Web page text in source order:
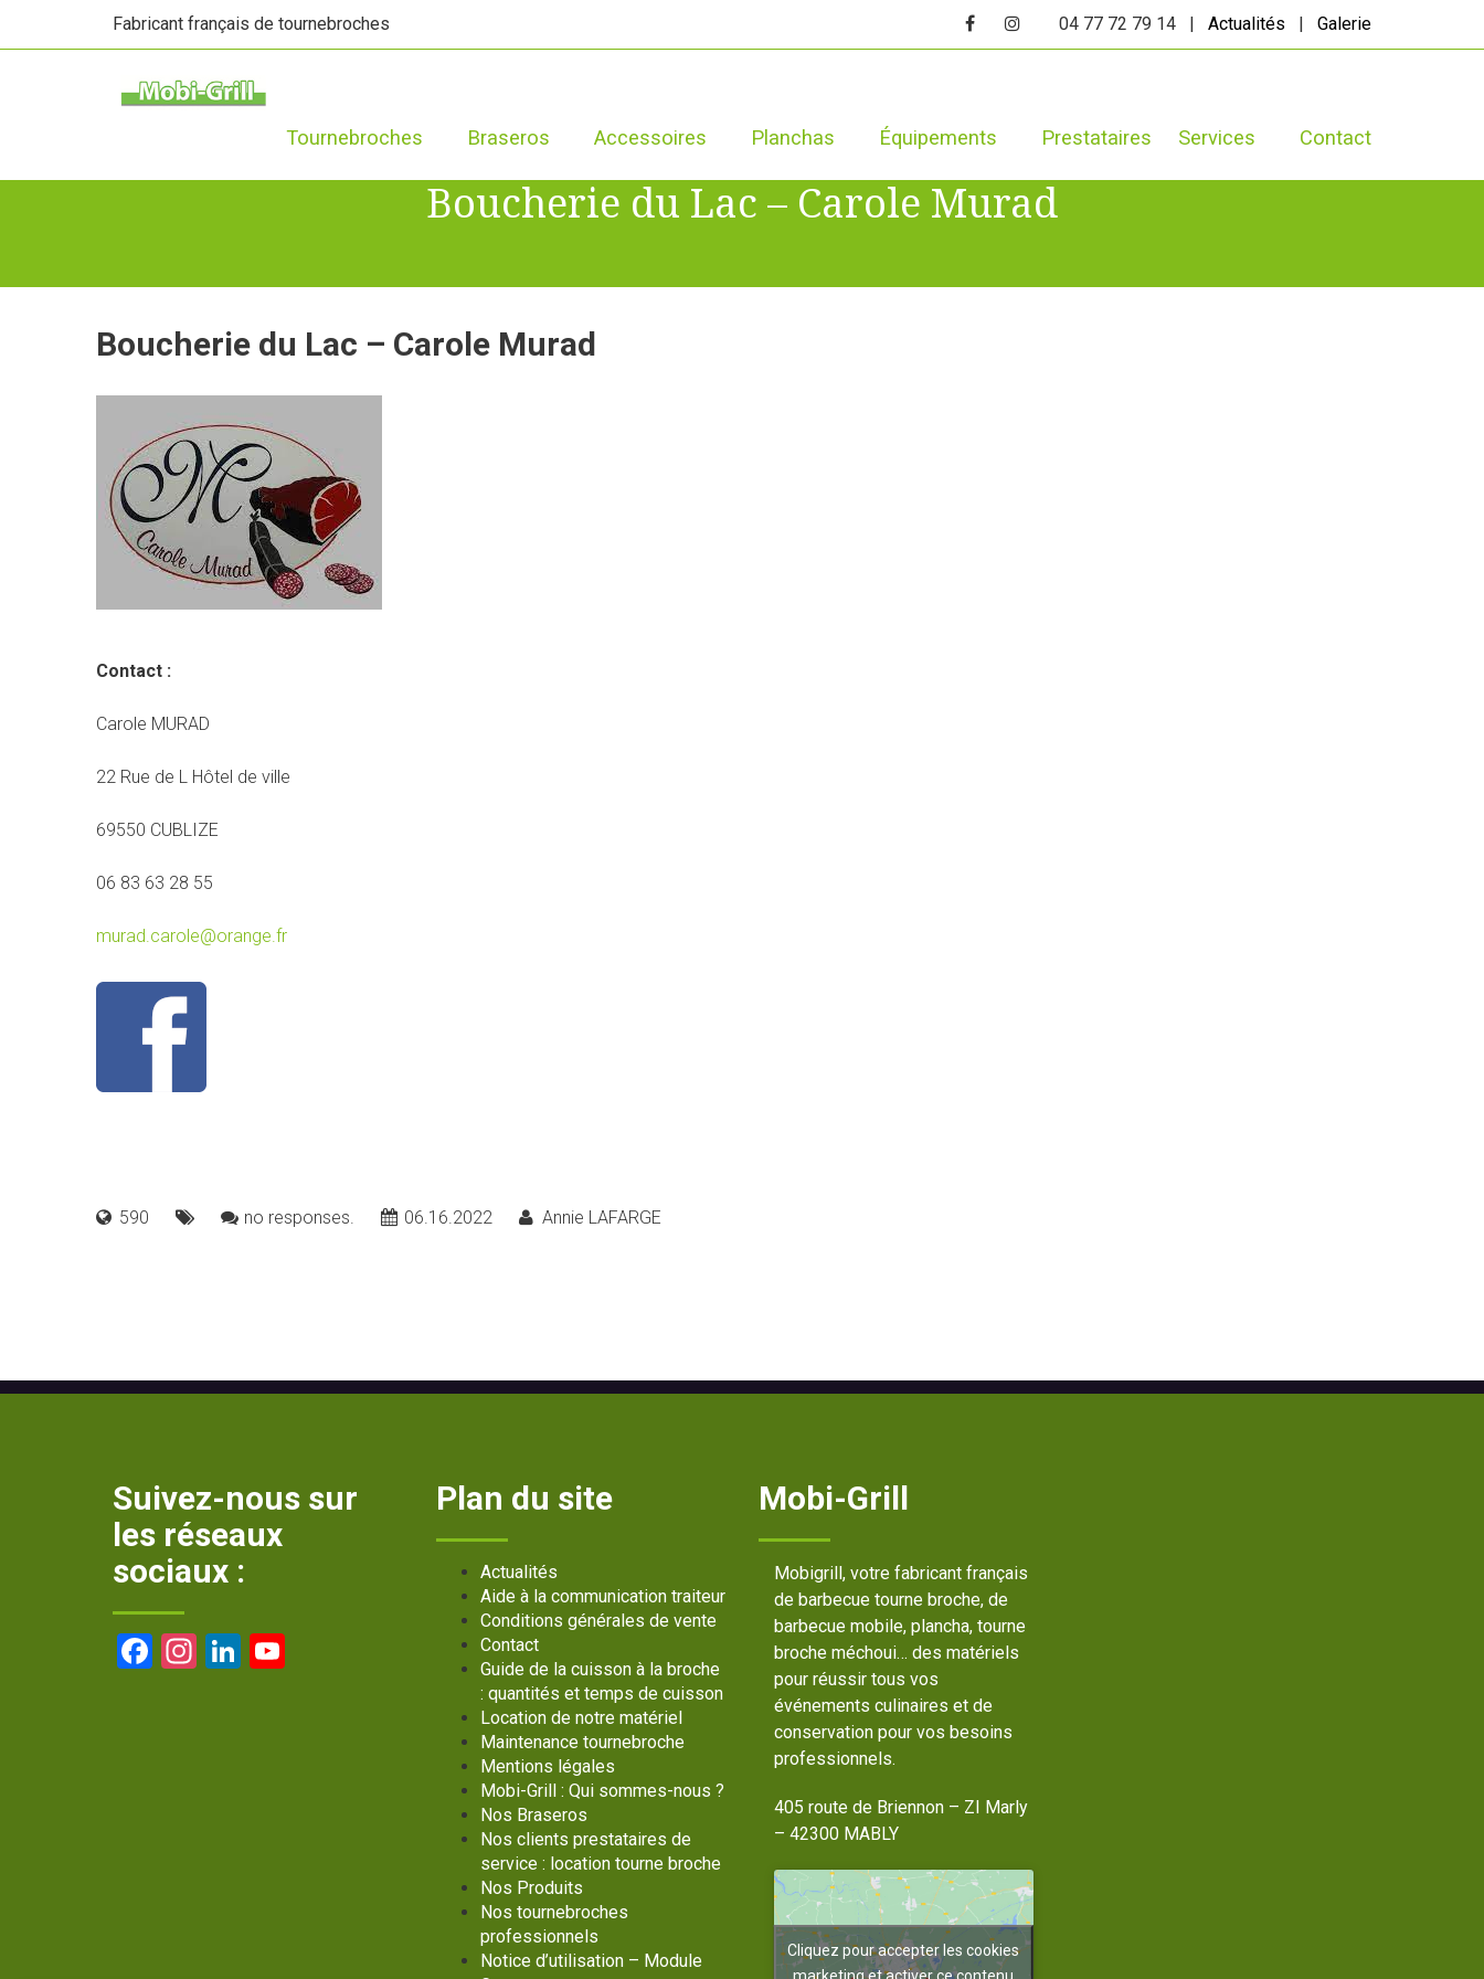
Fabricant français de tournebroches 04 77 72 79 14 | Actualités | Galerie
Tournebroches Braseros Accessoires Planchas Équipements Prestataires Services Contact
Boucherie du Lac – Carole Murad
Boucherie du Lac – Carole Murad
Contact :
Carole MURAD
22 Rue de L Hôtel de ville
69550 CUBLIZE
06 83 63 28 55
murad.carole@orange.fr
590 no responses. 06.16.2022 Annie LAFARGE
Suivez-nous sur
les réseaux
sociaux :
Facebook
Instagram
LinkedIn
Plan du site
Actualités
Aide à la communication traiteur
Conditions générales de vente
Contact
Guide de la cuisson à la broche
: quantités et temps de cuisson
Location de notre matériel
Maintenance tournebroche
Mentions légales
Mobi-Grill : Qui sommes-nous ?
Nos Braseros
Nos clients prestataires de
service : location tourne broche
Nos Produits
Nos tournebroches
professionnels
Notice d’utilisation – Module
Mobi-Grill
Mobigrill, votre fabricant français
de barbecue tourne broche, de
barbecue mobile, plancha, tourne
broche méchoui… des matériels
pour réussir tous vos
événements culinaires et de
conservation pour vos besoins
professionnels.
405 route de Briennon – ZI Marly
– 42300 MABLY
Cliquez pour accepter les cookies
marketing et activer ce contenu